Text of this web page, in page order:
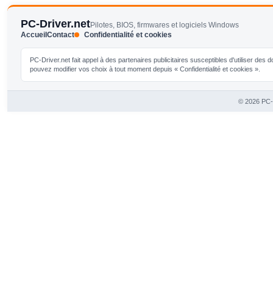
PC-Driver.netPilotes, BIOS, firmwares et logiciels Windows
AccueilContact Confidentialité et cookies
PC-Driver.net fait appel à des partenaires publicitaires susceptibles d'utiliser
pouvez modifier vos choix à tout moment depuis « Confidentialité et cookies ».
© 2026